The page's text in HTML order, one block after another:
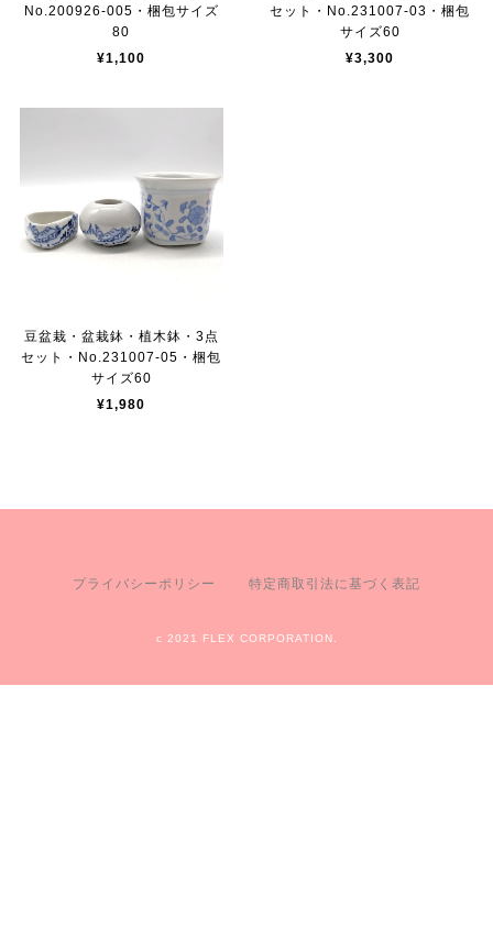
No.200926-005・梱包サイズ
80
¥1,100
セット・No.231007-03・梱包
サイズ60
¥3,300
豆盆栽・盆栽鉢・植木鉢・3点
セット・No.231007-05・梱包
サイズ60
¥1,980
プライバシーポリシー 特定商取引法に基づく表記
c 2021 FLEX CORPORATION.